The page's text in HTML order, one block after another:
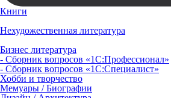
Книги
Нехудожественная литература
Бизнес литература
- Сборник вопросов «1С:Профессионал»
- Сборник вопросов «1С:Специалист»
Хобби и творчество
Мемуары / Биографии